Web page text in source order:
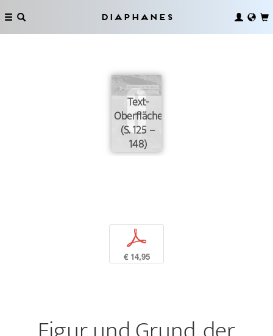
Diaphanes
Text-
Oberfläche
(S. 125 –
148)
p
€ 14,95